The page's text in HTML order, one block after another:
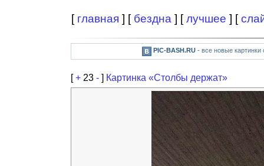
[ главная ] [ бездна ] [лучшее ] [
PIC-BASH.RU- все новые картинки
[+ 23 - ] Картинка «Столбы держат»